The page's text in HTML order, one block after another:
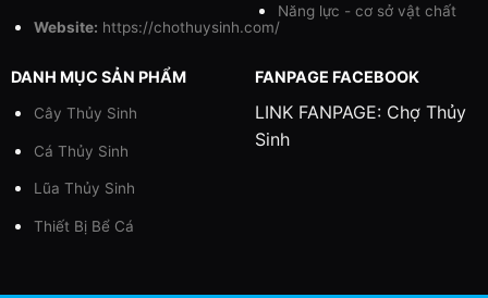
Website: https://chothuysinh.com/
Năng lực - cơ sở vật chất
DANH MỤC SẢN PHẨM
Cây Thủy Sinh
Cá Thủy Sinh
Lũa Thủy Sinh
Thiết Bị Bể Cá
FANPAGE FACEBOOK
LINK FANPAGE: Chợ Thủy
Sinh